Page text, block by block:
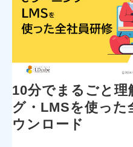
10分でまるごと理
グ・LMSを使った
ウンロード